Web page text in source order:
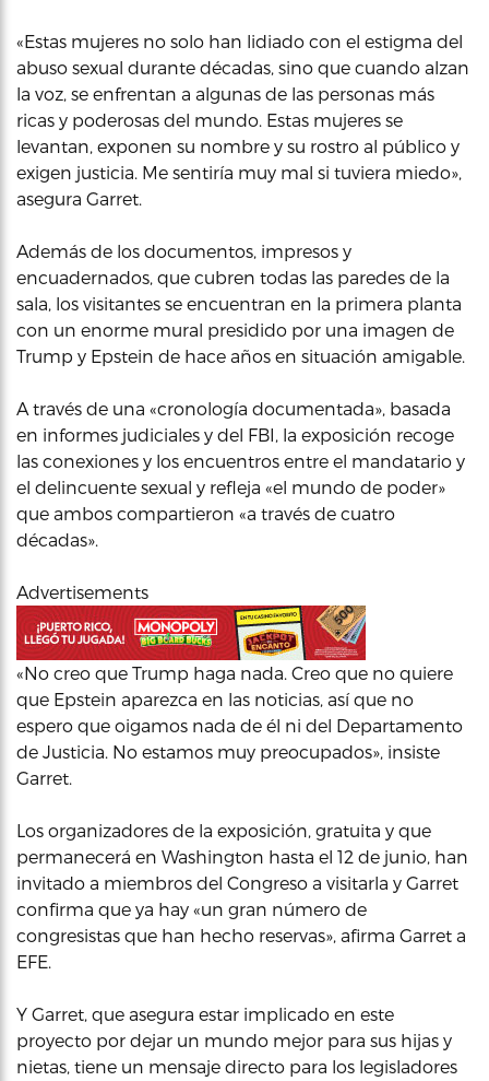
«Estas mujeres no solo han lidiado con el estigma del
abuso sexual durante décadas, sino que cuando alzan
la voz, se enfrentan a algunas de las personas más
ricas y poderosas del mundo. Estas mujeres se
levantan, exponen su nombre y su rostro al público y
exigen justicia. Me sentiría muy mal si tuviera miedo»,
asegura Garret.
Además de los documentos, impresos y
encuadernados, que cubren todas las paredes de la
sala, los visitantes se encuentran en la primera planta
con un enorme mural presidido por una imagen de
Trump y Epstein de hace años en situación amigable.
A través de una «cronología documentada», basada
en informes judiciales y del FBI, la exposición recoge
las conexiones y los encuentros entre el mandatario y
el delincuente sexual y refleja «el mundo de poder»
que ambos compartieron «a través de cuatro
décadas».
Advertisements
«No creo que Trump haga nada. Creo que no quiere
que Epstein aparezca en las noticias, así que no
espero que oigamos nada de él ni del Departamento
de Justicia. No estamos muy preocupados», insiste
Garret.
Los organizadores de la exposición, gratuita y que
permanecerá en Washington hasta el 12 de junio, han
invitado a miembros del Congreso a visitarla y Garret
confirma que ya hay «un gran número de
congresistas que han hecho reservas», afirma Garret a
EFE.
Y Garret, que asegura estar implicado en este
proyecto por dejar un mundo mejor para sus hijas y
nietas, tiene un mensaje directo para los legisladores